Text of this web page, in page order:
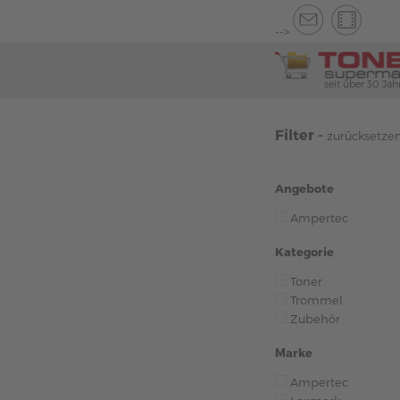
-->
seit über 30
Filter -
Angebote
Ampertec
Kategorie
Toner
Trommel
Zubehör
Marke
Ampertec